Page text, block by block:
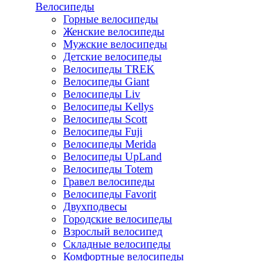
Велосипеды
Горные велосипеды
Женские велосипеды
Мужские велосипеды
Детские велосипеды
Велосипеды TREK
Велосипеды Giant
Велосипеды Liv
Велосипеды Kellys
Велосипеды Scott
Велосипеды Fuji
Велосипеды Merida
Велосипеды UpLand
Велосипеды Totem
Гравел велосипеды
Велосипеды Favorit
Двухподвесы
Городские велосипеды
Взрослый велосипед
Складные велосипеды
Комфортные велосипеды